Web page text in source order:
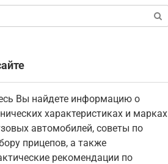
Вы найдете информацию о
характеристиках и марках
автомобилей, советы по
прицепов, а также
рекомендации по